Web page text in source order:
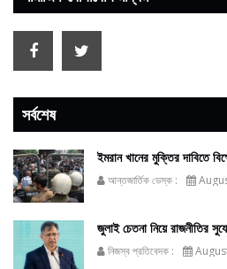
সর্বশেষ
ইমরান খানের মুক্তির দাবিতে
আন্তজার্তিক ডেস্ক :
জুলাই চেতনা নিয়ে রাজনীতির
নিজস্ব প্রতিবেদক :